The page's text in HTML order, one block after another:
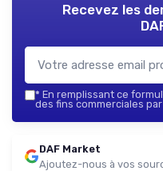
Recevez les
* En remplissant ce
des fins commerciales
DAF Market
Ajoutez-nous à vos